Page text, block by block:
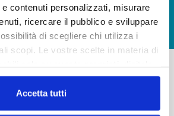
contenuti personalizzati, misurare
ricercare il pubblico e sviluppare
di scegliere chi utilizza i
scopi. Le vostre scelte in materia di
le vostre scelte. È possibile
il proprio consenso in qualsiasi
sui cookie o facendo clic
Accetta tutti
GIUDICA IL SERVIZIO
LAVORA CON NOI
-
FAQ